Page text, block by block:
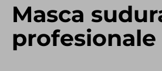
Masca
profesionale